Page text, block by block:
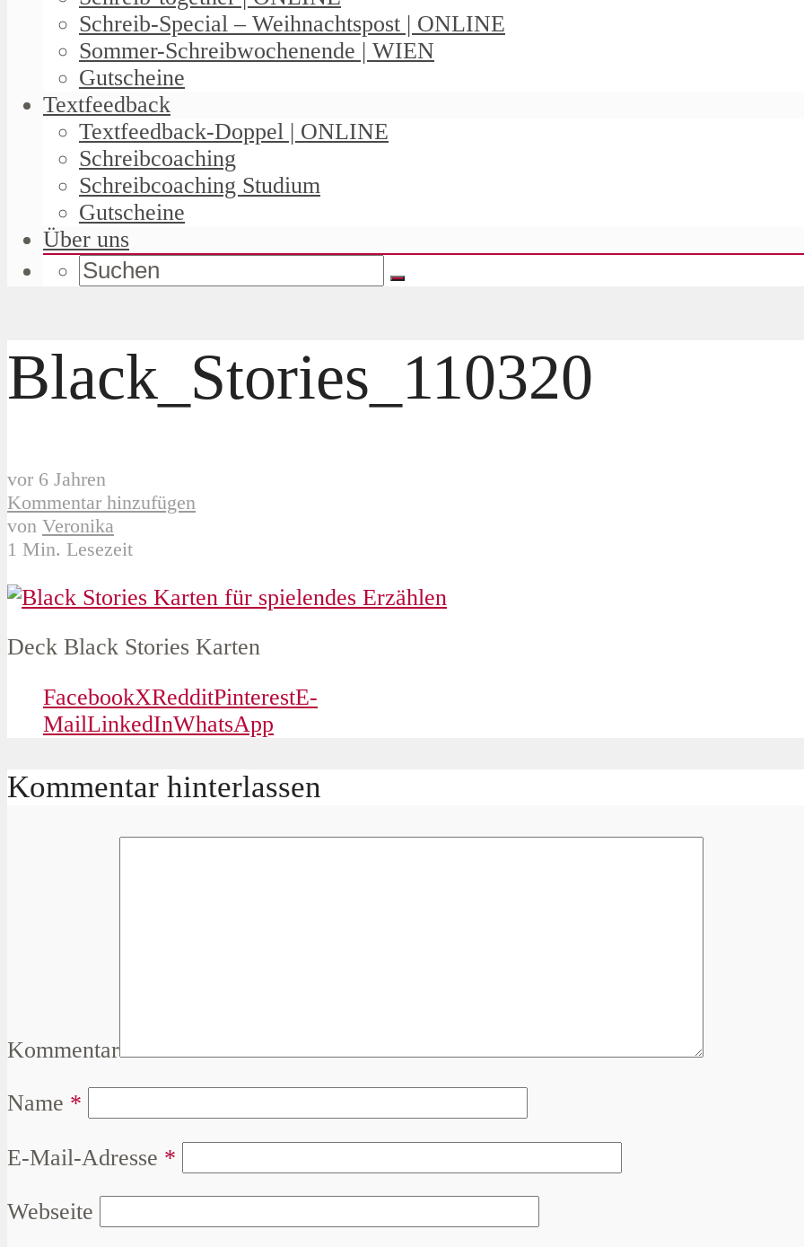
Schreib-Special – Weihnachtspost | ONLINE
Sommer-Schreibwochenende | WIEN
Gutscheine
Textfeedback
Textfeedback-Doppel | ONLINE
Schreibcoaching
Schreibcoaching Studium
Gutscheine
Über uns
Black_Stories_110320
vor 6 Jahren
Kommentar hinzufügen
von Veronika
1 Min. Lesezeit
Deck Black Stories Karten
FacebookXRedditPinterestE-
MailLinkedInWhatsApp
Kommentar hinterlassen
Kommentar
Name *
E-Mail-Adresse *
Webseite